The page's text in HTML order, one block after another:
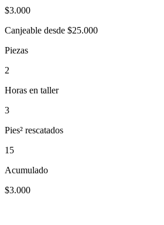
$3.000
Canjeable desde $25.000
Piezas
2
Horas en taller
3
Pies² rescatados
15
Acumulado
$3.000